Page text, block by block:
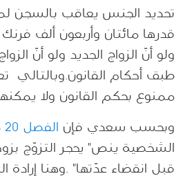
تحديد الجنس يعاقب بالسجن
قدرها مائتان وأربعون ألف فرنك
ولو أنّ الزواج الجديد ولو أنّ
طبق أحكام القانون.وبالتالي
ممنوع بحكم القانون ولا
وبحسب سعدي فإن الفصل 20
الشخصية ينص" يحجر التزوّج
قبل انقضاء عدّتها" .وهنا إرادة